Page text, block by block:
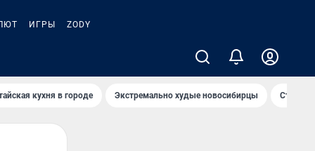
ИГРЫ ZODY
кухня в городе Экстремально худые новосибирцы Старт